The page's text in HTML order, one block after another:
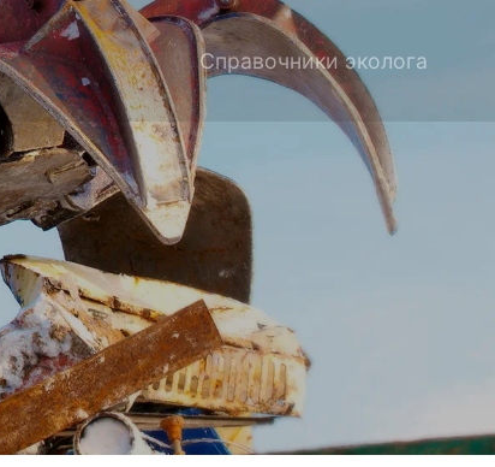
Справочники эколога